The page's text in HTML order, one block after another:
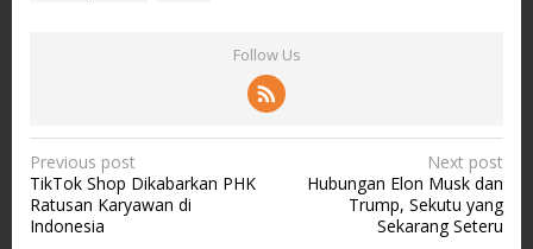
Follow Us
P
o
s
Previous post
TikTok Shop Dikabarkan PHK
Ratusan Karyawan di
Indonesia
Next post
Hubungan Elon Musk dan
Trump, Sekutu yang
Sekarang Seteru